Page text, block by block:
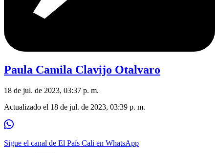
Paula Camila Clavijo Otalvaro
18 de jul. de 2023, 03:37 p. m.
Actualizado el 18 de jul. de 2023, 03:39 p. m.
Sigue el canal de El País Cali en WhatsApp